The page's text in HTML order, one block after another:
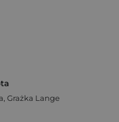
, Grażka Lange